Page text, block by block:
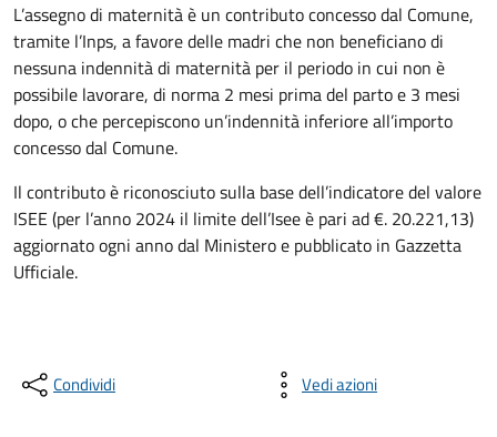
L’assegno di maternità è un contributo concesso dal Comune,
tramite l’Inps, a favore delle madri che non beneficiano di
nessuna indennità di maternità per il periodo in cui non è
possibile lavorare, di norma 2 mesi prima del parto e 3 mesi
dopo, o che percepiscono un’indennità inferiore all’importo
concesso dal Comune.
Il contributo è riconosciuto sulla base dell’indicatore del valore
ISEE (per l’anno 2024 il limite dell’Isee è pari ad €. 20.221,13)
aggiornato ogni anno dal Ministero e pubblicato in Gazzetta
Ufficiale.
Condividi Vedi azioni